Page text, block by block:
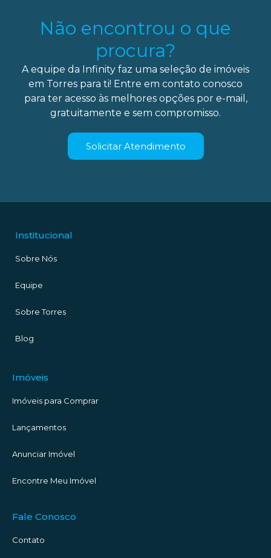
Não encontrou o que
procura?
A equipe da Infinity faz uma seleção de imóveis
em Torres para ti! Entre em contato conosco
para ter acesso às melhores opções por e-mail,
gratuitamente e sem compromisso.
Solicitar Atendimento
Institucional
Sobre Nós
Equipe
Sobre Torres
Blog
Imóveis
Imóveis para Comprar
Lançamentos
Anunciar Imóvel
Encontre Meu Imóvel
Fale Conosco
Contato